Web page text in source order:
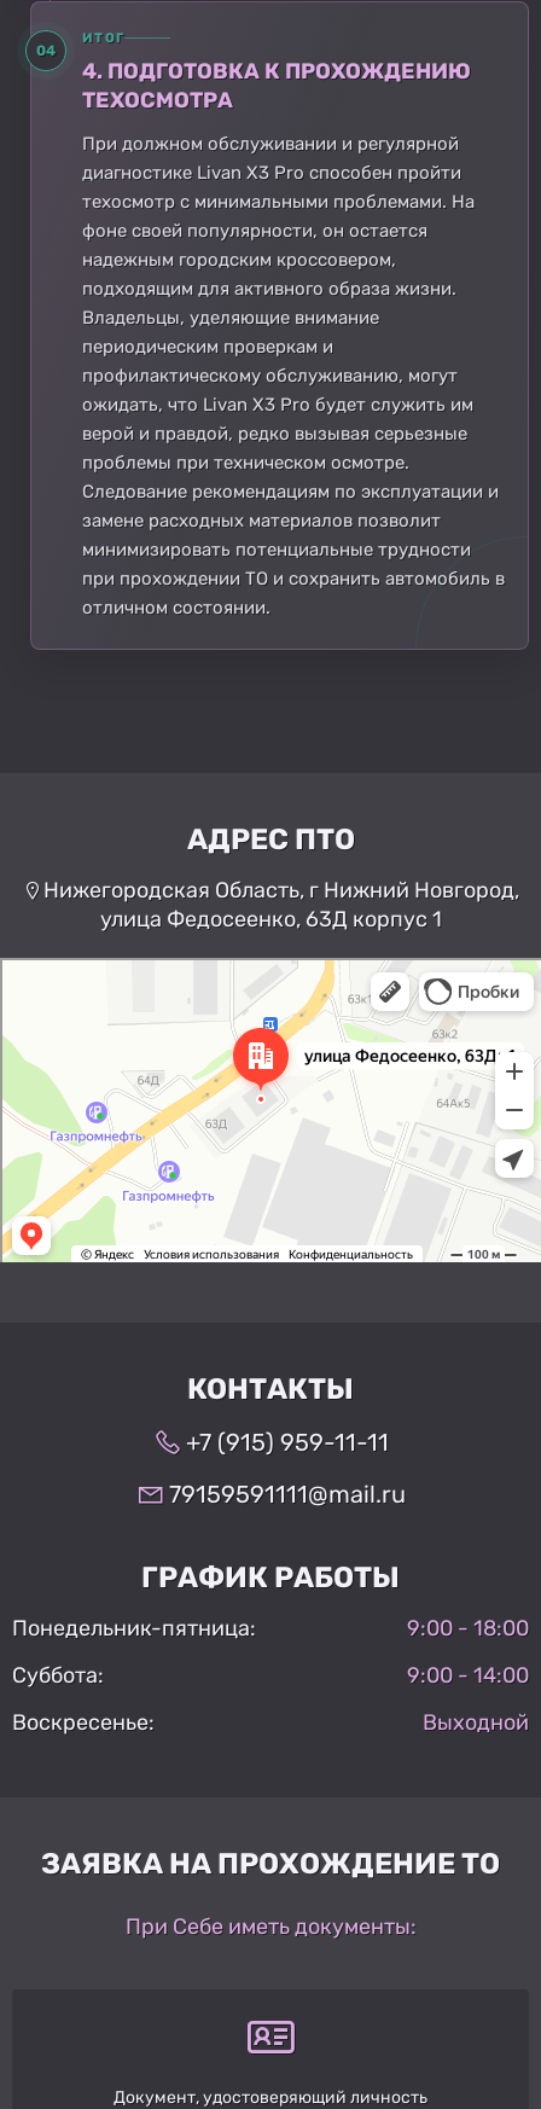
04
ИТОГ
4. ПОДГОТОВКА К ПРОХОЖДЕНИЮ
ТЕХОСМОТРА
При должном обслуживании и регулярной
диагностике Livan X3 Pro способен пройти
техосмотр с минимальными проблемами. На
фоне своей популярности, он остается
надежным городским кроссовером,
подходящим для активного образа жизни.
Владельцы, уделяющие внимание
периодическим проверкам и
профилактическому обслуживанию, могут
ожидать, что Livan X3 Pro будет служить им
верой и правдой, редко вызывая серьезные
проблемы при техническом осмотре.
Следование рекомендациям по эксплуатации и
замене расходных материалов позволит
минимизировать потенциальные трудности
при прохождении ТО и сохранить автомобиль в
отличном состоянии.
АДРЕС ПТО
Нижегородская Область, г Нижний Новгород,
улица Федосеенко, 63Д корпус 1
Нижний Новгород
Улица Федосеенко, 63Дк1 —
Яндекс Карты
КОНТАКТЫ
+7 (915) 959-11-11
79159591111@mail.ru
ГРАФИК РАБОТЫ
Понедельник-пятница:
9:00 - 18:00
Суббота:
9:00 - 14:00
Воскресенье:
Выходной
ЗАЯВКА НА ПРОХОЖДЕНИЕ ТО
При Себе иметь документы:
Документ, удостоверяющий личность